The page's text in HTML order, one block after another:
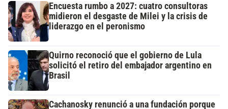
Encuesta rumbo a 2027: cuatro consultoras
midieron el desgaste de Milei y la crisis de
liderazgo en el peronismo
Quirno reconoció que el gobierno de Lula
solicitó el retiro del embajador argentino en
Brasil
Cachanosky renunció a una fundación porque